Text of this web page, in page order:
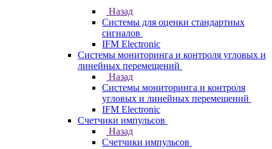
Назад
Системы для оценки стандартных
сигналов
IFM Electronic
Системы мониторинга и контроля угловых и
линейных перемещений
Назад
Системы мониторинга и контроля
угловых и линейных перемещений
IFM Electronic
Счетчики импульсов
Назад
Счетчики импульсов